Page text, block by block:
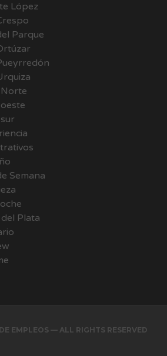
López
Parque
Semana
Plata
EMPLEOS — ALL RIGHTS RESERVED